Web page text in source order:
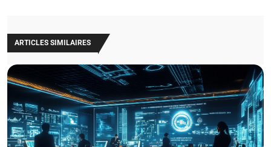
ARTICLES SIMILAIRES